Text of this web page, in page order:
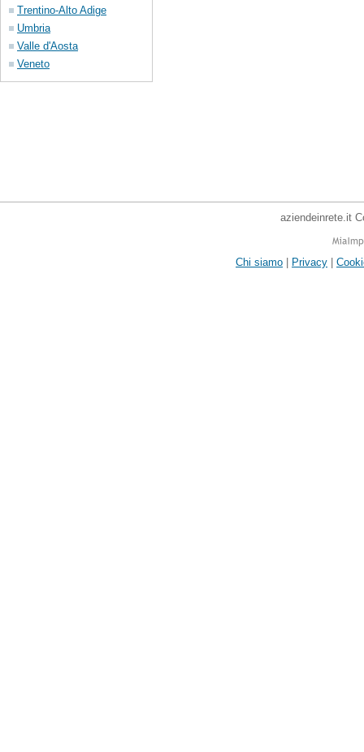
Trentino-Alto Adige
Umbria
Valle d'Aosta
Veneto
aziendeinrete.it
Chi siamo | Privacy |